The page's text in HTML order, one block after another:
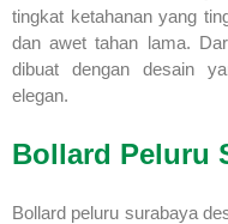
tingkat ketahanan yang
dan awet tahan lama.
dibuat dengan desain
elegan.
Bollard Peluru
Bollard peluru surabaya